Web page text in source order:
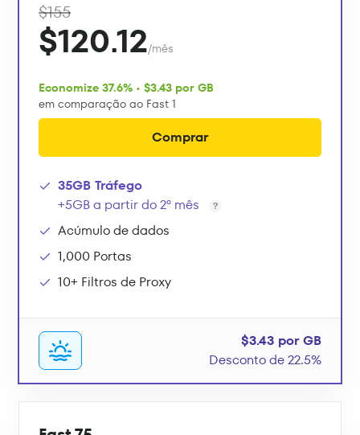
$155
$120.12/mês
Economize 37.6% • $3.43 por GB
em comparação ao Fast 1
Comprar
35GB Tráfego
+5GB a partir do 2º mês
Acúmulo de dados
1,000 Portas
10+ Filtros de Proxy
$3.43 por GB
Desconto de 22.5%